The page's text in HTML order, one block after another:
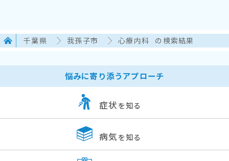
千葉県 我孫子市 心療内科 の検索結果
悩みに寄り添うアプローチ
症状 を知る
病気 を知る